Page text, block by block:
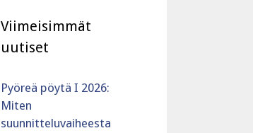
Viimeisimmät
uutiset
Pyöreä pöytä I 2026:
Miten
suunnitteluvaiheesta